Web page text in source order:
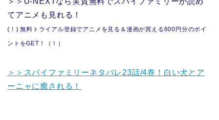
てアニメも見れる！
(！) 無料トライアル登録でアニメを見る＆漫画が買える600円分のポイ
ントをGET！（！）
＞＞スパイファミリーネタバレ23話/4巻！白い犬とア
ーニャに癒される！